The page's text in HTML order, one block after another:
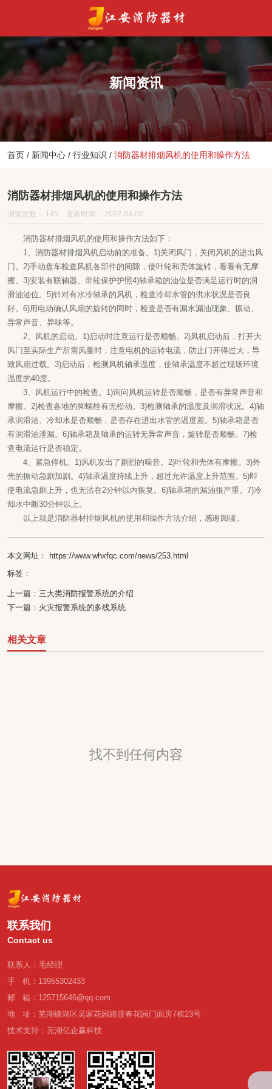
新闻资讯
首页 / 新闻中心 / 行业知识 / 消防器材排烟风机的使用和操作方法
消防器材排烟风机的使用和操作方法
浏览次数： 145 发布时间： 2022-03-06
消防器材排烟风机的使用和操作方法如下：
1、消防器材排烟风机启动前的准备。1)关闭风门，关闭风机的进出风
门。2)手动盘车检查风机各部件的间隙，使叶轮和壳体旋转，看看有无摩
擦。3)安装有联轴器、带轮保护护照4)轴承箱的油位是否满足运行时的润
滑油油位。5)针对有水冷轴承的风机，检查冷却水管的供水状况是否良
好。6)用电动确认风扇的旋转的同时，检查是否有漏水漏油现象、振动、
异常声音、异味等。
2、风机的启动。1)启动时注意运行是否顺畅。2)风机启动后，打开大
风门至实际生产所需风量时，注意电机的运转电流，防止门开得过大，导
致风扇过载。3)启动后，检测风机轴承温度，使轴承温度不超过现场环境
温度的40度。
3、风机运行中的检查。1)询问风机运转是否顺畅，是否有异常声音和
摩擦。2)检查各地的脚螺栓有无松动。3)检测轴承的温度及润滑状况。4)轴
承润滑油、冷却水是否顺畅，是否存在进出水管的温度差。5)轴承箱是否
有润滑油泄漏。6)轴承箱及轴承的运转无异常声音，旋转是否顺畅。7)检
查电流运行是否稳定。
4、紧急停机。1)风机发出了剧烈的噪音。2)叶轮和壳体有摩擦。3)外
壳的振动急剧加剧。4)轴承温度持续上升，超过允许温度上升范围。5)即
使电流急剧上升，也无法在2分钟以内恢复。6)轴承箱的漏油很严重。7)冷
却水中断30分钟以上。
以上就是消防器材排烟风机的使用和操作方法介绍，感谢阅读。
本文网址： https://www.whxfqc.com/news/253.html
标签：
上一篇： 三大类消防报警系统的介绍
下一篇： 火灾报警系统的多线系统
相关文章
找不到任何内容
联系我们
Contact us
联系人：毛经理
手 机：13955302433
邮 箱：125715646@qq.com
地 址：芜湖镜湖区吴家花园路渡春花园门面房7栋23号
技术支持：芜湖亿企赢科技